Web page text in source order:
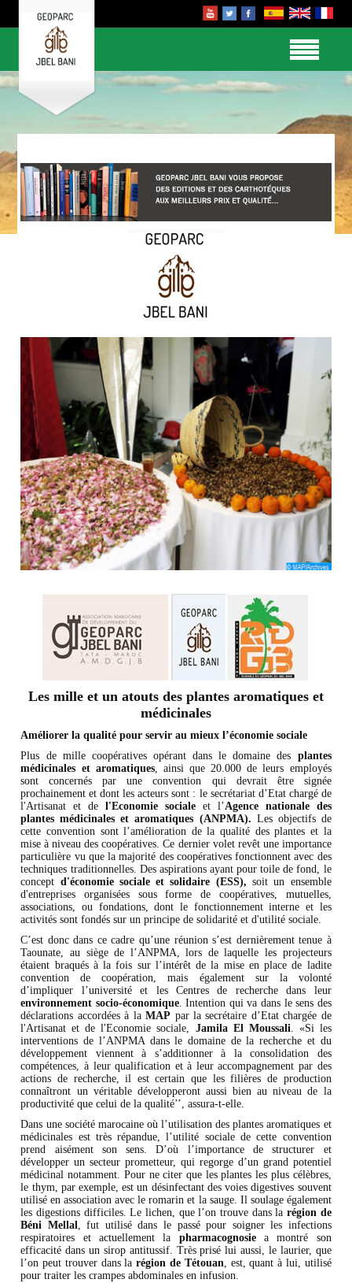
Les mille et un atouts des plantes aromatiques et
médicinales
Améliorer la qualité pour servir au mieux l’économie sociale
Plus de mille coopératives opérant dans le domaine des plantes
médicinales et aromatiques, ainsi que 20.000 de leurs employés
sont concernés par une convention qui devrait être signée
prochainement et dont les acteurs sont : le secrétariat d’Etat chargé de
l'Artisanat et del'Economie sociale et l’Agence nationale des
plantes médicinales et aromatiques (ANPMA). Les objectifs de
cette convention sont l’amélioration de la qualité des plantes et la
mise à niveau des coopératives. Ce dernier volet revêt une importance
particulière vu que la majorité des coopératives fonctionnent avec des
techniques traditionnelles. Des aspirations ayant pour toile de fond, le
concept d'économie sociale et solidaire (ESS), soit un ensemble
d'entreprises organisées sous forme de coopératives, mutuelles,
associations, ou fondations, dont le fonctionnement interne et les
activités sont fondés sur un principe de solidarité et d'utilité sociale.
C’est donc dans ce cadre qu’une réunion s’est dernièrement tenue à
Taounate, au siège de l’ANPMA, lors de laquelle les projecteurs
étaient braqués à la fois sur l’intérêt de la mise en place de ladite
convention de coopération, mais également sur la volonté
d’impliquer l’université et les Centres de recherche dans leur
environnement socio-économique. Intention qui va dans le sens des
déclarations accordées à laMAP par la secrétaire d’Etat chargée de
l'Artisanat et de l'Economie sociale, Jamila El Moussali. «Si les
interventions de l’ANPMA dans le domaine de la recherche et du
développement viennent à s’additionner à la consolidation des
compétences, à leur qualification et à leur accompagnement par des
actions de recherche, il est certain que les filières de production
connaîtront un véritable développeront aussi bien au niveau de la
productivité que celui de la qualité’’, assura-t-elle.
Dans une société marocaine où l’utilisation des plantes aromatiques et
médicinales est très répandue, l’utilité sociale de cette convention
prend aisément son sens. D’où l’importance de structurer et
développer un secteur prometteur, qui regorge d’un grand potentiel
médicinal notamment. Pour ne citer que les plantes les plus célèbres,
le thym, par exemple, est un désinfectant des voies digestives souvent
utilisé en association avec le romarin et la sauge. Il soulage également
les digestions difficiles. Le lichen, que l’on trouve dans la région de
Béni Mellal, fut utilisé dans le passé pour soigner les infections
respiratoires et actuellement la pharmacognosiea montré son
efficacité dans un sirop antitussif. Très prisé lui aussi, le laurier, que
l’on peut trouver dans larégion de Tétouan, est, quant à lui, utilisé
pour traiter les crampes abdominales en infusion.